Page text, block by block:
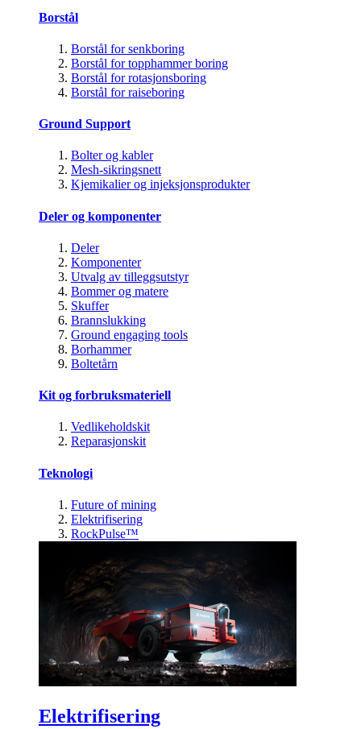
Borstål
Borstål for senkboring
Borstål for topphammer boring
Borstål for rotasjonsboring
Borstål for raiseboring
Ground Support
Bolter og kabler
Mesh-sikringsnett
Kjemikalier og injeksjonsprodukter
Deler og komponenter
Deler
Komponenter
Utvalg av tilleggsutstyr
Bommer og matere
Skuffer
Brannslukking
Ground engaging tools
Borhammer
Boltetårn
Kit og forbruksmateriell
Vedlikeholdskit
Reparasjonskit
Teknologi
Future of mining
Elektrifisering
RockPulse™
Elektrifisering